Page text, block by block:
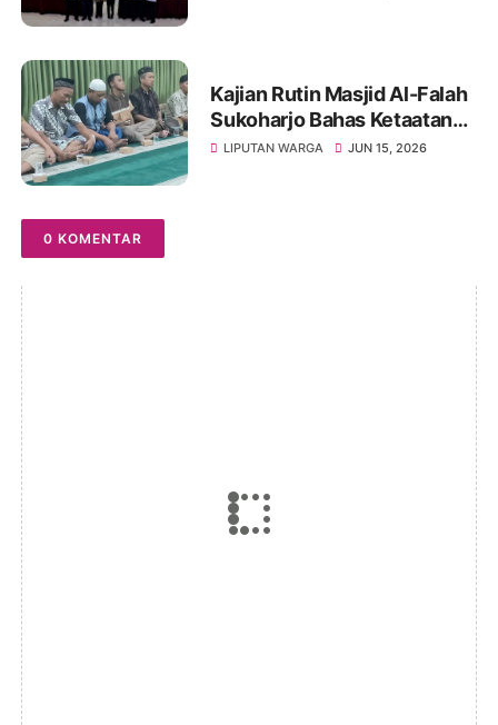
Kajian Rutin Masjid Al-Falah
Sukoharjo Bahas Ketaatan
kepada Rasul sebagai Wujud
LIPUTAN WARGA JUN 15, 2026
0 KOMENTAR